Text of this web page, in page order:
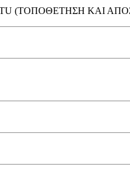
(ΤΟΠΟΘΕΤΗΣΗ ΚΑΙ